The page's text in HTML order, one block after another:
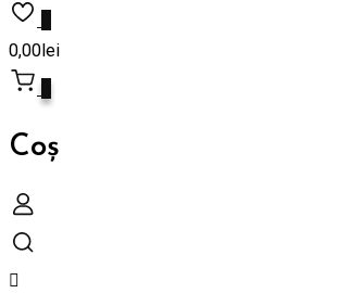
0,00 lei
Coș